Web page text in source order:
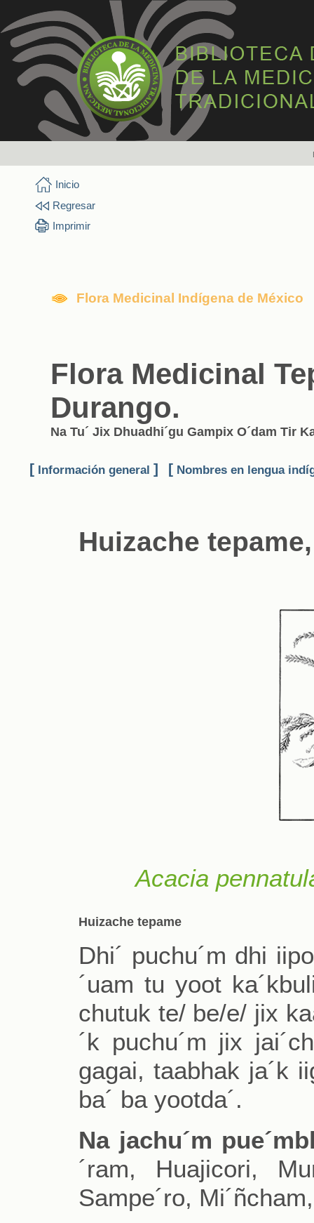
Inicio
Regresar
Imprimir
Flora Medicinal Indígena de México
Flora Medicinal
Durango.
Na Tu´ Jix Dhuadhi´gu Gampix O´dam Tir
[ Información general ] [ Nombres en lengua
Huizache
Acacia
Huizache tepame
Dhi´ puchu´m dhi
´uam tu yoot
chutuk te/ be/e/ jix
´k puchu´m jix
gagai, taabhak ja´k
ba´ ba yootda´.
Na jachu´m
´ram, Huajicori,
Sampe´ro,